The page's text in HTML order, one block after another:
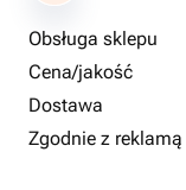
Obsługa sklepu
Cena/jakość
Dostawa
Zgodnie z reklamą